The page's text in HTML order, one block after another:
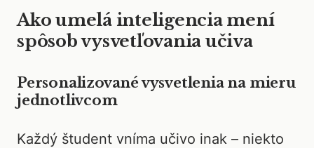
Ako umelá inteligencia mení
spôsob vysvetľovania učiva
Personalizované vysvetlenia na mieru
jednotlivcom
Každý študent vníma učivo inak – niekto